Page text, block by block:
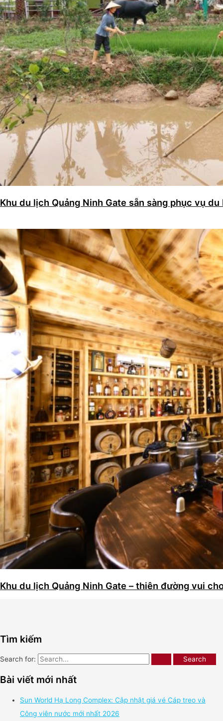
Khu du lịch Quảng Ninh Gate sẵn sàng phục vụ
Khu du lịch Quảng Ninh Gate – thiên đường vui
Tìm kiếm
Search for:
Bài viết mới nhất
Sun World Hạ Long Complex: Cập nhật giá vé Cáp treo và
Công viên nước mới nhất 2026